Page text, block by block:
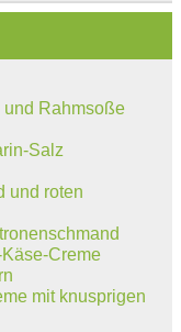
und Rahmsoße
Salz
und roten
Creme
mit knusprigen